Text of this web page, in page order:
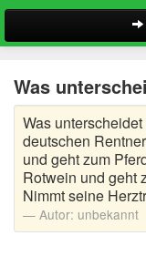
A-Klasse Witze
Akademiker
Al Bundy
Alle Kinder
Was
Was
deutschen
und geht zum
Rotwein und geht
Nimmt seine
Autor: unbekannt